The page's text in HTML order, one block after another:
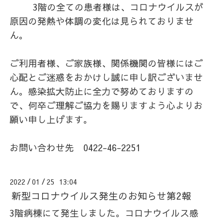
3階の全ての患者様は、コロナウイルスが
原因の発熱や体調の変化は見られておりませ
ん。
ご利用者様、ご家族様、関係機関の皆様にはご
心配とご迷惑をおかけし誠に申し訳ございませ
ん。感染拡大防止に全力で努めておりますの
で、何卒ご理解ご協力を賜りますよう心よりお
願い申し上げます。
お問い合わせ先 0422-46-2251
2022 /01 / 25 13:04
新型コロナウイルス発生のお知らせ第2報
3階病棟にて発生しました。コロナウイルス感